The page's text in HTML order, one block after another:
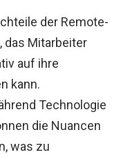
der Remote-
das Mitarbeiter
auf ihre
kann.
Technologie
die Nuancen
was zu